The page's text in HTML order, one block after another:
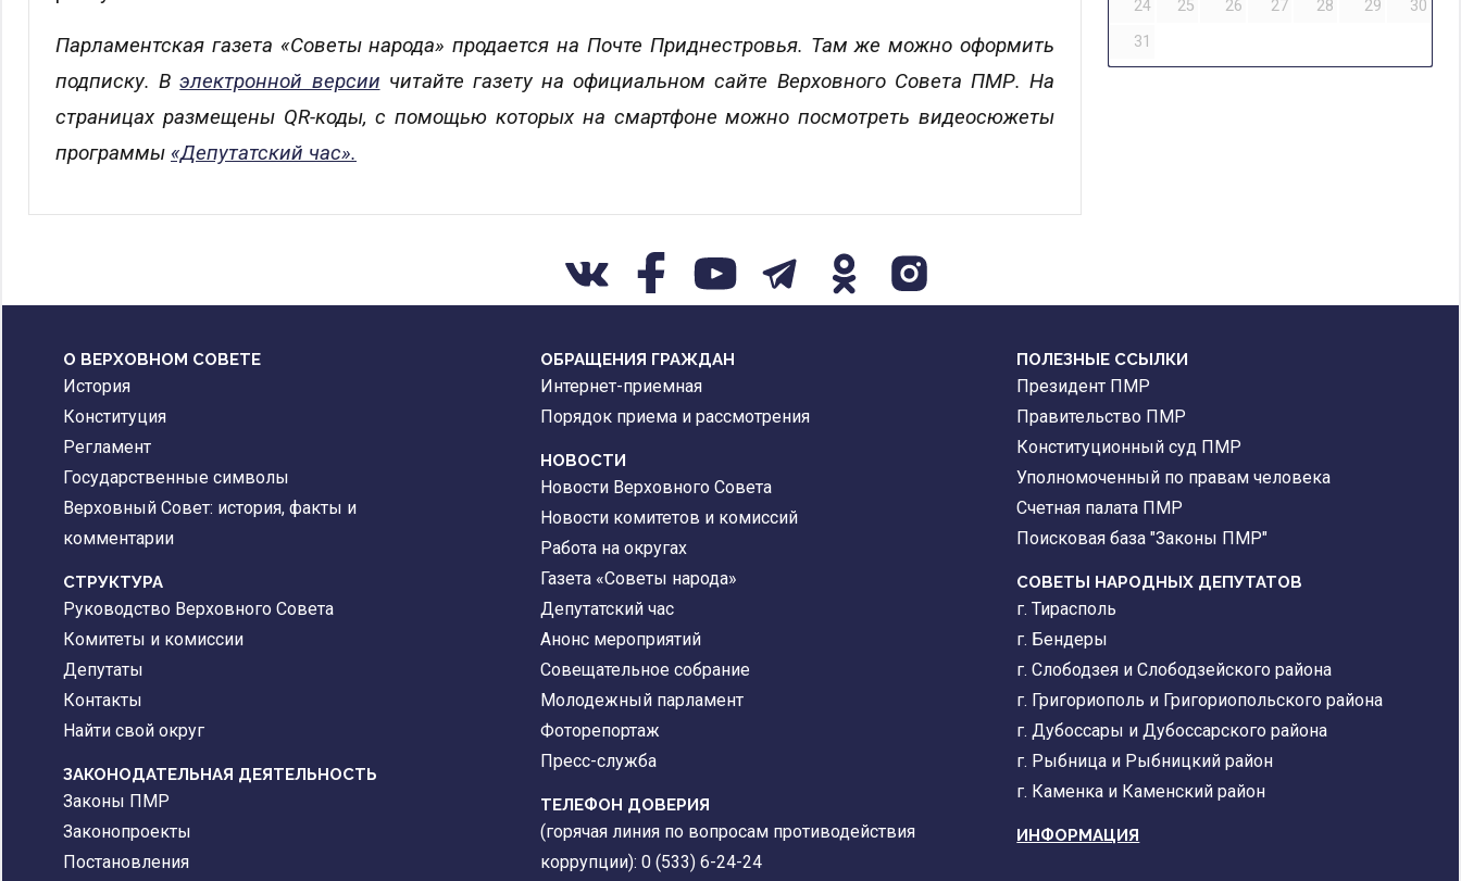
Парламентская газета «Советы народа» продается на Почте Приднестровья. Там же можно оформить
подписку. Вэлектронной версии читайте газету на официальном сайте Верховного Совета ПМР. На
страницах размещены QR-коды, с помощью которых на смартфоне можно посмотреть видеосюжеты
программы «Депутатский час».
24
25 26 27 28 29
30
31
О ВЕРХОВНОМ СОВЕТЕ
История
Конституция
Регламент
Государственные символы
Верховный Совет: история, факты и
комментарии
CТРУКТУРА
Руководство Верховного Совета
Комитеты и комиссии
Депутаты
Контакты
Найти свой округ
ЗАКОНОДАТЕЛЬНАЯ ДЕЯТЕЛЬНОСТЬ
Законы ПМР
Законопроекты
Постановления
ОБРАЩЕНИЯ ГРАЖДАН
Интернет-приемная
Порядок приема и рассмотрения
НОВОСТИ
Новости Верховного Совета
Новости комитетов и комиссий
Работа на округах
Газета «Советы народа»
Депутатский час
Анонс мероприятий
Совещательное собрание
Молодежный парламент
Фоторепортаж
Пресс-служба
ТЕЛЕФОН ДОВЕРИЯ
(горячая линия по вопросам противодействия
коррупции): 0 (533) 6-24-24
ПОЛЕЗНЫЕ ССЫЛКИ
Президент ПМР
Правительство ПМР
Конституционный суд ПМР
Уполномоченный по правам человека
Счетная палата ПМР
Поисковая база "Законы ПМР"
СОВЕТЫ НАРОДНЫХ ДЕПУТАТОВ
г. Тирасполь
г. Бендеры
г. Слободзея и Слободзейского района
г. Григориополь и Григориопольского района
г. Дубоссары и Дубоссарского района
г. Рыбница и Рыбницкий район
г. Каменка и Каменский район
ИНФОРМАЦИЯ